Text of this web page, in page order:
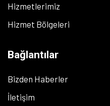
Hizmetlerimiz
Hizmet Bölgeleri
Bağlantılar
Bizden Haberler
İletişim